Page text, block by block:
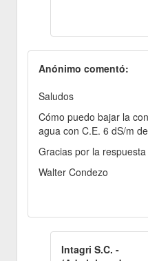
Anónimo comentó:
Saludos
Cómo puedo bajar la
agua con C.E. 6 dS/m
Gracias por la respuesta
Walter Condezo
Intagri S.C. -